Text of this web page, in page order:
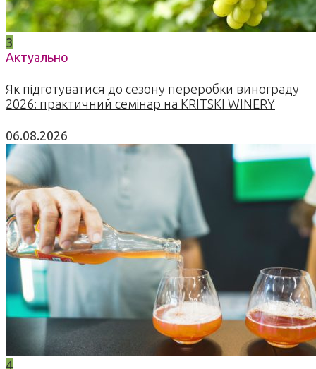
3
Актуально
Як підготуватися до сезону переробки винограду
2026: практичний семінар на KRITSKI WINERY
06.08.2026
4